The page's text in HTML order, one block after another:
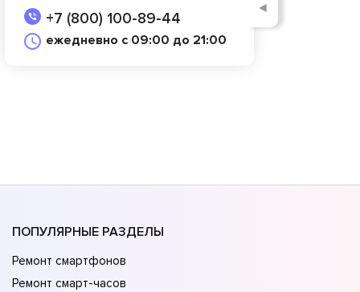
+7 (800) 100-89-44
ежедневно с 09:00 до 21:00
◄
ПОПУЛЯРНЫЕ РАЗДЕЛЫ
Ремонт смартфонов
Ремонт смарт-часов